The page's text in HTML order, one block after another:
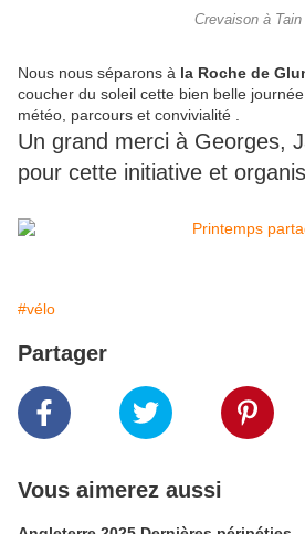
Crevaison à Tain
Nous nous séparons à la Roche de
coucher du soleil cette bien belle
météo, parcours et convivialité .
Un grand merci à Georges,
pour cette initiative et
#vélo
Partager
Vous aimerez aussi